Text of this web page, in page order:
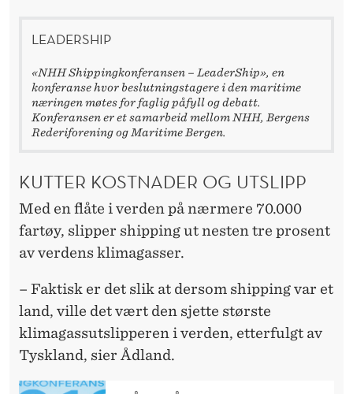
LEADERSHIP
«NHH Shippingkonferansen – LeaderShip», en
konferanse hvor beslutningstagere i den maritime
næringen møtes for faglig påfyll og debatt.
Konferansen er et samarbeid mellom NHH, Bergens
Rederiforening og Maritime Bergen.
KUTTER KOSTNADER OG UTSLIPP
Med en flåte i verden på nærmere 70.000
fartøy, slipper shipping ut nesten tre prosent
av verdens klimagasser.
– Faktisk er det slik at dersom shipping var et
land, ville det vært den sjette største
klimagassutslipperen i verden, etterfulgt av
Tyskland, sier Ådland.